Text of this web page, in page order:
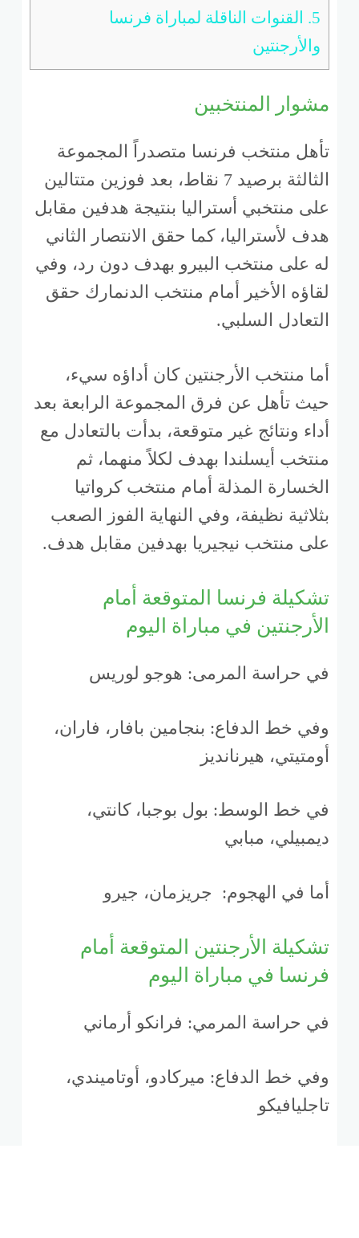
5.
القنوات الناقلة لمباراة فرنسا
والأرجنتين
مشوار المنتخبين
تأهل منتخب فرنسا متصدراً المجموعة
الثالثة برصيد 7 نقاط، بعد فوزين متتالين
على منتخبي أستراليا بنتيجة هدفين مقابل
هدف لأستراليا، كما حقق الانتصار الثاني
له على منتخب البيرو بهدف دون رد، وفي
لقاؤه الأخير أمام منتخب الدنمارك حقق
التعادل السلبي.
أما منتخب الأرجنتين كان أداؤه سيء،
حيث تأهل عن فرق المجموعة الرابعة بعد
أداء ونتائج غير متوقعة، بدأت بالتعادل مع
منتخب أيسلندا بهدف لكلاً منهما، ثم
الخسارة المذلة أمام منتخب كرواتيا
بثلاثية نظيفة، وفي النهاية الفوز الصعب
على منتخب نيجيريا بهدفين مقابل هدف.
تشكيلة فرنسا المتوقعة أمام
الأرجنتين في مباراة اليوم
في حراسة المرمى: هوجو لوريس
وفي خط الدفاع: بنجامين بافار، فاران،
أومتيتي، هيرنانديز
في خط الوسط: بول بوجبا، كانتي،
ديمبيلي، مبابي
أما في الهجوم: جريزمان، جيرو
تشكيلة الأرجنتين المتوقعة أمام
فرنسا في مباراة اليوم
في حراسة المرمي: فرانكو أرماني
وفي خط الدفاع: ميركادو، أوتاميندي،
تاجليافيكو